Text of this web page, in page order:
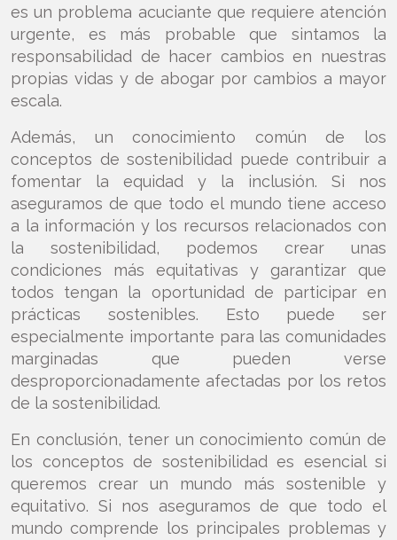
es un problema acuciante que requiere atención
urgente, es más probable que sintamos la
responsabilidad de hacer cambios en nuestras
propias vidas y de abogar por cambios a mayor
escala.
Además, un conocimiento común de los
conceptos de sostenibilidad puede contribuir a
fomentar la equidad y la inclusión. Si nos
aseguramos de que todo el mundo tiene acceso
a la información y los recursos relacionados con
la sostenibilidad, podemos crear unas
condiciones más equitativas y garantizar que
todos tengan la oportunidad de participar en
prácticas sostenibles. Esto puede ser
especialmente importante para las comunidades
marginadas que pueden verse
desproporcionadamente afectadas por los retos
de la sostenibilidad.
En conclusión, tener un conocimiento común de
los conceptos de sostenibilidad es esencial si
queremos crear un mundo más sostenible y
equitativo. Si nos aseguramos de que todo el
mundo comprende los principales problemas y